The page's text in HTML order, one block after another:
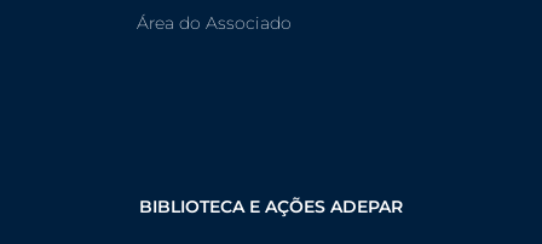
Área do Associado
BIBLIOTECA E AÇÕES ADEPAR